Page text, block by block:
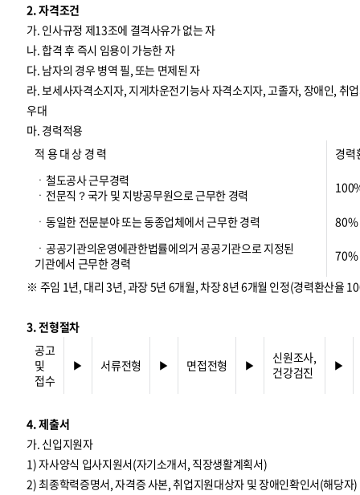
2. 자격조건
가. 인사규정 제13조에 결격사유가 없는 자
나. 합격 후 즉시 임용이 가능한 자
다. 남자의 경우 병역 필, 또는 면제된 자
라. 보세사자격소지자, 지게차운전기능사 자격소지자, 고졸자, 장애인, 취
우대
마. 경력적용
적 용 대 상 경 력
경력
ㆍ철도공사 근무경력
ㆍ전문직？국가 및 지방공무원으로 근무한 경력
ㆍ동일한 전문분야 또는 동종업체에서 근무한 경력
80%
ㆍ공공기관의운영에관한법률에의거 공공기관으로 지정된
기관에서 근무한 경력
70%
※ 주임 1년, 대리 3년, 과장 5년 6개월, 차장 8년 6개월 인정(경력환산율
3. 전형절차
공고
및
접수
▶ 서류전형 ▶ 면접전형 ▶
신원조사,
건강검진
▶
4. 제출서
가. 신입지원자
1) 자사양식 입사지원서(자기소개서, 직장생활계획서)
2) 최종학력증명서, 자격증 사본, 취업지원대상자 및 장애인확인서(해당자)